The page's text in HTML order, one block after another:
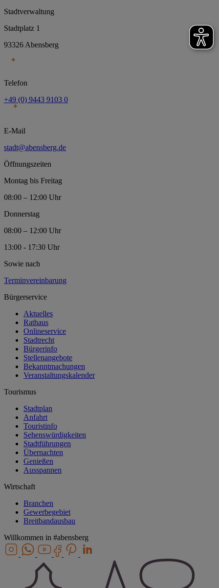
Stadtverwaltung
Stadtplatz 1
93326 Abensberg
Telefon
+49 (0) 9443 9103 0
E-Mail
stadt@abensberg.de
Öffnungszeiten
Montag bis Freitag
08:00 – 12:00 Uhr
Donnerstag
08:00 – 12:00 Uhr
13:00 - 17:30 Uhr
Sowie nach
Terminvereinbarung
Bürgerservice
Aktuelles
Rathaus
Onlineservice
Stadtrecht
Bürgerinfo
Stellenangebote
Bekanntmachungen
Veranstaltungskalender
Tourismus
Stadtplan
Anfahrt
Touristinfo
Sehenswürdigkeiten
Stadtführungen
Übernachten
Genießen
Ausspannen
Wirtschaft
Branchen
Gewerbegebiet
Breitbandausbau
Willkommen in #abensberg